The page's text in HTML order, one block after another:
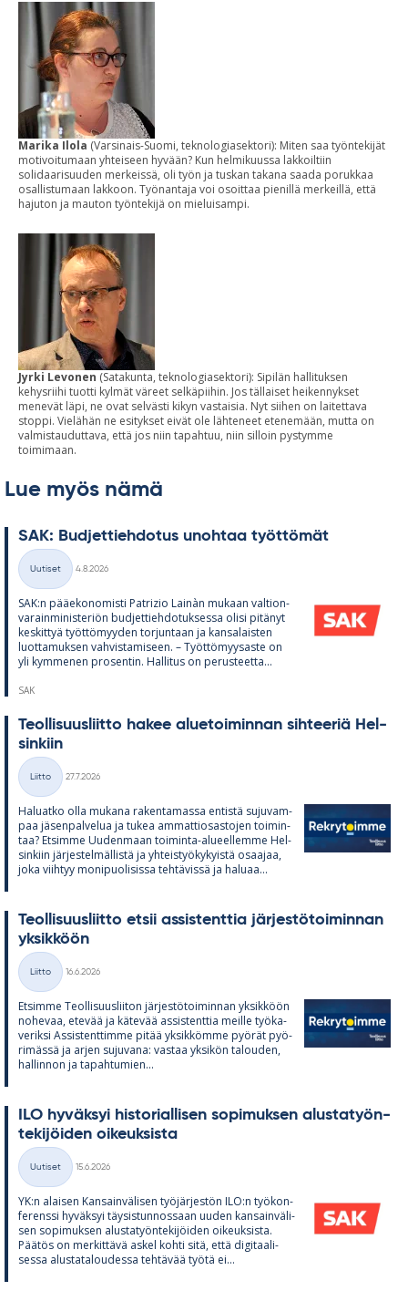
Marika Ilola (Varsinais-Suomi, teknologiasektori): Miten saa työntekijät
motivoitumaan yhteiseen hyvään? Kun helmikuussa lakkoiltiin
solidaarisuuden merkeissä, oli työn ja tuskan takana saada porukkaa
osallistumaan lakkoon. Työnantaja voi osoittaa pienillä merkeillä, että
hajuton ja mauton työntekijä on mieluisampi.
Jyrki Levonen (Satakunta, teknologiasektori): Sipilän hallituksen
kehysriihi tuotti kylmät väreet selkäpiihin. Jos tällaiset heikennykset
menevät läpi, ne ovat selvästi kikyn vastaisia. Nyt siihen on laitettava
stoppi. Vielähän ne esitykset eivät ole lähteneet etenemään, mutta on
valmistauduttava, että jos niin tapahtuu, niin silloin pystymme
toimimaan.
Lue myös nämä
SAK: Bud­jet­tieh­do­tus unoh­taa työt­tö­mät
Kategoriat
Uutiset
4.8.2026
SAK:n pää­e­ko­no­misti Pat­rizio Lainàn mu­kaan val­tion­
va­rain­mi­nis­te­riön bud­jet­tieh­do­tuk­sessa olisi pi­tä­nyt
kes­kit­tyä työt­tö­myy­den tor­jun­taan ja kan­sa­lais­ten
luot­ta­muk­sen vah­vis­ta­mi­seen. – Työt­tö­myy­saste on
yli kym­me­nen pro­sen­tin. Hal­li­tus on pe­rus­teetta...
SAK
Teol­li­suus­liitto ha­kee alue­toi­min­nan sih­tee­riä Hel­
sin­kiin
Kategoriat
Liitto
27.7.2026
Ha­luatko olla mu­kana ra­ken­ta­massa en­tistä su­ju­vam­
paa jä­sen­pal­ve­lua ja tu­kea am­mat­tio­sas­to­jen toi­min­
taa? Et­simme Uu­den­maan toi­minta-alu­eel­lemme Hel­
sin­kiin jär­jes­tel­mäl­listä ja yh­teis­työ­ky­kyistä osaa­jaa,
joka viih­tyy mo­ni­puo­li­sissa teh­tä­vissä ja ha­luaa...
Teol­li­suus­liitto et­sii as­sis­tent­tia jär­jes­tö­toi­min­nan
yk­sik­köön
Kategoriat
Liitto
16.6.2026
Et­simme Teol­li­suus­lii­ton jär­jes­tö­toi­min­nan yk­sik­köön
no­he­vaa, ete­vää ja kä­te­vää as­sis­tent­tia meille työ­ka­
ve­riksi As­sis­tent­timme pi­tää yk­sik­kömme pyö­rät pyö­
ri­mässä ja ar­jen su­ju­vana: vas­taa yk­si­kön ta­lou­den,
hal­lin­non ja ta­pah­tu­mien...
ILO hy­väk­syi his­to­rial­li­sen so­pi­muk­sen alus­ta­työn­
te­ki­jöi­den oi­keuk­sista
Kategoriat
Uutiset
15.6.2026
YK:n alai­sen Kan­sain­vä­li­sen työ­jär­jes­tön ILO:n työ­kon­
fe­renssi hy­väk­syi täy­sis­tun­nos­saan uu­den kan­sain­vä­li­
sen so­pi­muk­sen alus­ta­työn­te­ki­jöi­den oi­keuk­sista.
Pää­tös on mer­kit­tävä as­kel kohti sitä, että di­gi­taa­li­
sessa alus­ta­ta­lou­dessa teh­tä­vää työtä ei...